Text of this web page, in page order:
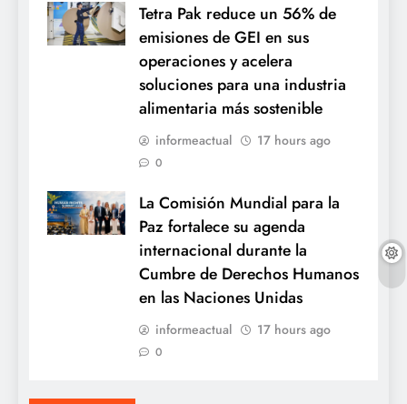
Tetra Pak reduce un 56% de
emisiones de GEI en sus
operaciones y acelera
soluciones para una industria
alimentaria más sostenible
informeactual 17 hours ago
0
La Comisión Mundial para la
Paz fortalece su agenda
internacional durante la
Cumbre de Derechos Humanos
en las Naciones Unidas
informeactual 17 hours ago
0